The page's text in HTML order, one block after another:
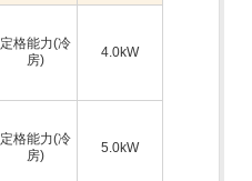
定格能力(冷
房)
4.0kW
定格能力(冷
房)
5.0kW